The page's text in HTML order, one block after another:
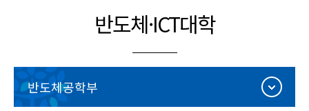
반도체·ICT대학
반도체공학부